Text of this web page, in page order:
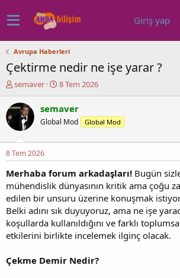
Giriş yap
Avrupa Haberleri
Çektirme nedir ne işe yarar ?
K
n
a
l
a
t
a
n
semaver
B
ş
l
a
t
a
r
i
h
i
8 Tem 2026
semaver
Global Mod Global Mod
8 Tem 2026
Merhaba forum arkadaşları! Bugün
mühendislik dünyasının kritik ama çoğu
edilen bir unsuru üzerine konuşmak
Belki adını sık duyuyoruz, ama ne işe
koşullarda kullanıldığını ve farklı
etkilerini birlikte incelemek ilginç olacak.
Çekme Demir Nedir?